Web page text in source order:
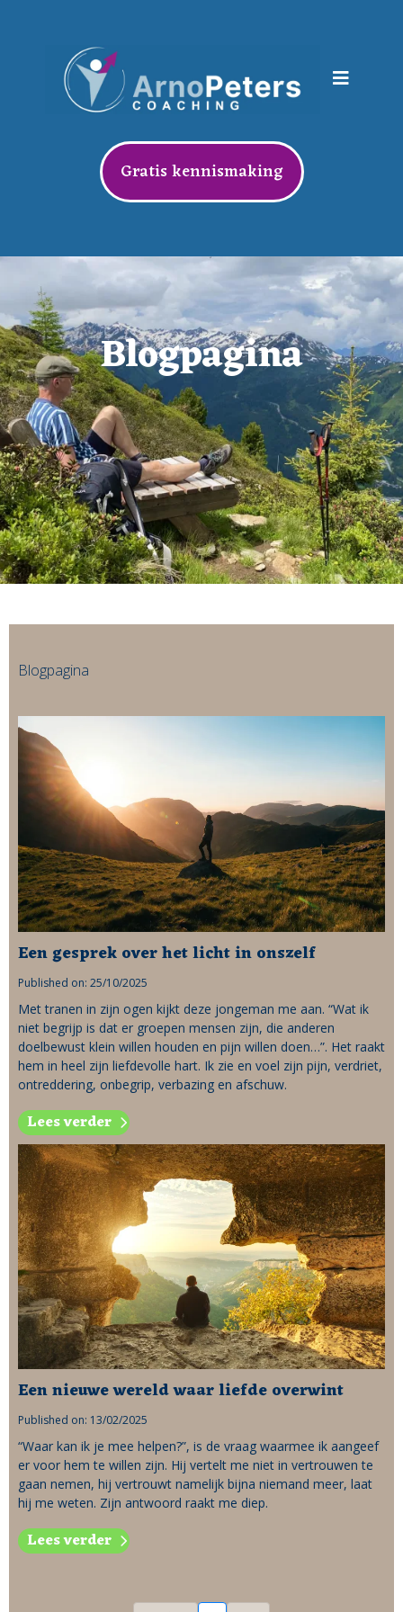
Gratis kennismaking
Blogpagina
Blogpagina
Een gesprek over het licht in onszelf
Published on: 25/10/2025
Met tranen in zijn ogen kijkt deze jongeman me aan. “Wat ik
niet begrijp is dat er groepen mensen zijn, die anderen
doelbewust klein willen houden en pijn willen doen…”. Het raakt
hem in heel zijn liefdevolle hart. Ik zie en voel zijn pijn, verdriet,
ontreddering, onbegrip, verbazing en afschuw.
Lees verder
Een nieuwe wereld waar liefde overwint
Published on: 13/02/2025
“Waar kan ik je mee helpen?”, is de vraag waarmee ik aangeef
er voor hem te willen zijn. Hij vertelt me niet in vertrouwen te
gaan nemen, hij vertrouwt namelijk bijna niemand meer, laat
hij me weten. Zijn antwoord raakt me diep.
Lees verder